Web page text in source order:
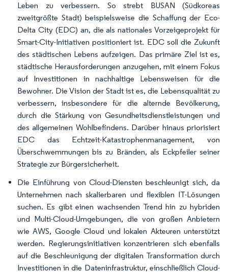
Leben zu verbessern. So strebt BUSAN (Südkoreas
zweitgrößte Stadt) beispielsweise die Schaffung der Eco-
Delta City (EDC) an, die als nationales Vorzeigeprojekt für
Smart-City-Initiativen positioniert ist. EDC soll die Zukunft
des städtischen Lebens aufzeigen. Das primäre Ziel ist es,
städtische Herausforderungen anzugehen, mit einem Fokus
auf Investitionen in nachhaltige Lebensweisen für die
Bewohner. Die Vision der Stadt ist es, die Lebensqualität zu
verbessern, insbesondere für die alternde Bevölkerung,
durch die Stärkung von Gesundheitsdienstleistungen und
des allgemeinen Wohlbefindens. Darüber hinaus priorisiert
EDC das Echtzeit-Katastrophenmanagement, von
Überschwemmungen bis zu Bränden, als Eckpfeiler seiner
Strategie zur Bürgersicherheit.
Die Einführung von Cloud-Diensten beschleunigt sich, da
Unternehmen nach skalierbaren und flexiblen IT-Lösungen
suchen. Es gibt einen wachsenden Trend hin zu hybriden
und Multi-Cloud-Umgebungen, die von großen Anbietern
wie AWS, Google Cloud und lokalen Akteuren unterstützt
werden. Regierungsinitiativen konzentrieren sich ebenfalls
auf die Beschleunigung der digitalen Transformation durch
Investitionen in die Dateninfrastruktur, einschließlich Cloud-